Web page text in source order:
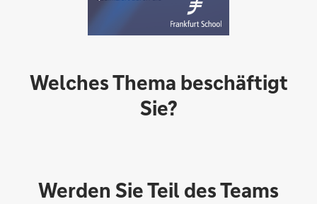
Welches Thema beschäftigt
Sie?
Werden Sie Teil des Teams